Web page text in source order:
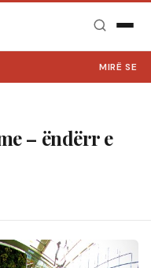
MIRË SE VINI NË
– ëndërr e